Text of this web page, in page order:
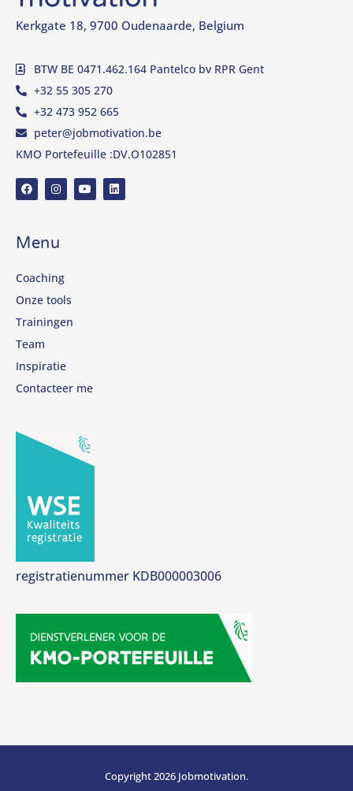
Kerkgate 18, 9700 Oudenaarde, Belgium
BTW BE 0471.462.164 Pantelco bv RPR Gent
+32 55 305 270
+32 473 952 665
peter@jobmotivation.be
KMO Portefeuille :DV.O102851
Menu
Coaching
Onze tools
Trainingen
Team
Inspiratie
Contacteer me
registratienummer KDB000003006
Copyright 2026 Jobmotivation.